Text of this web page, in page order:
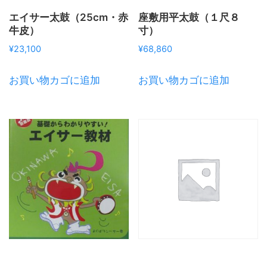
エイサー太鼓（25cm・赤
牛皮）
¥23,100
お買い物カゴに追加
座敷用平太鼓（１尺８
寸）
¥68,860
お買い物カゴに追加